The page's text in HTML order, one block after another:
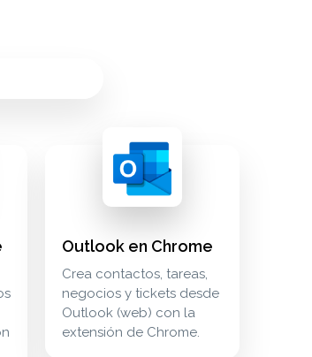
marketing activecampaign-campaign
brevogmail con la extensión de chrome.
perfiles de linkedin como contactos y crea
outlook en chrome crea contactos,
Outlook en Chrome
Crea contactos, tareas,
negocios y tickets desde
Outlook (web) con la
extensión de Chrome.